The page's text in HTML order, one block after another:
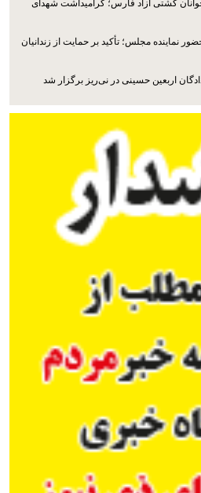
کشتی آزاد فارس؛ گرامیداشت شهدای
نماینده مجلس؛ تأکید بر حمایت از زندانیان
اربعین حسینی در نی‌ریز برگزار شد